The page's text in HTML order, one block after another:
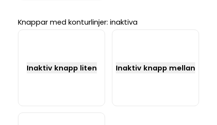
Knappar med konturlinjer: inaktiva
Inaktiv knapp liten Inaktiv knapp mellan